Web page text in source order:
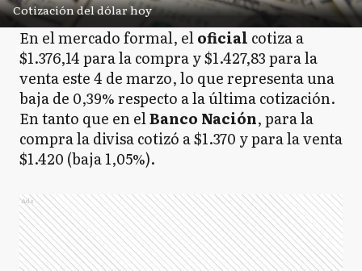
Cotización del dólar hoy
En el mercado formal, eloficial cotiza a
$1.376,14 para la compra y $1.427,83 para la
venta este 4 de marzo, lo que representa una
baja de 0,39% respecto a la última cotización.
En tanto que en elBanco Nación, para la
compra la divisa cotizó a $1.370 y para la venta
$1.420 (baja 1,05%).
Ads